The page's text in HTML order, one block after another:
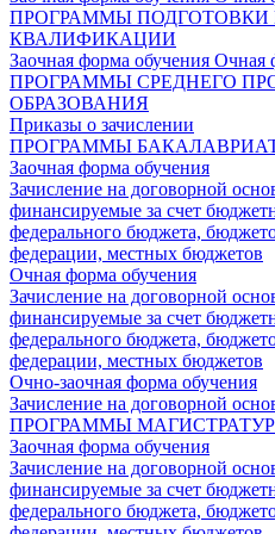
ПРОГРАММЫ
КВАЛИФИКАЦИИ
Заочная форма обучения Очная
ПРОГРАММЫ СРЕДНЕГО
ОБРАЗОВАНИЯ
Приказы о зачислении
ПРОГРАММЫ
Заочная форма обучения
Зачисление на договорной
финансируемые за счет
федерального бюджета,
федерации, местных бюджетов
Очная форма обучения
Зачисление на договорной
финансируемые за счет
федерального бюджета,
федерации, местных бюджетов
Очно-заочная форма обучения
Зачисление на договорной
ПРОГРАММЫ
Заочная форма обучения
Зачисление на договорной
финансируемые за счет
федерального бюджета,